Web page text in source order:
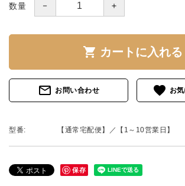
数量 － ＋
shopping_cart カートに入れる
mail_outline お問い合わせ favorite
型番: 【通常宅配便】／【1～10営業日】
保存